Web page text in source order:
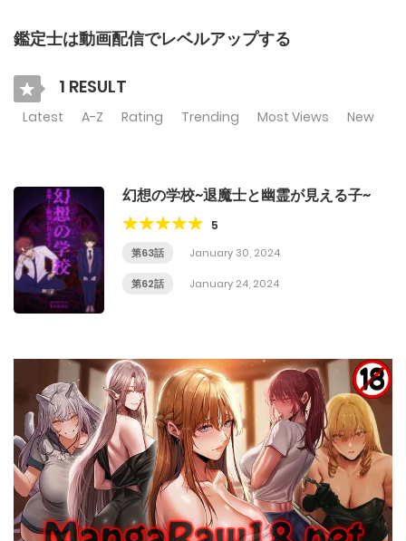
鑑定士は動画配信でレベルアップする
1 RESULT
Latest A-Z Rating Trending Most Views New
幻想の学校~退魔士と幽霊が見える子~
5
第63話 January 30, 2024
第62話 January 24, 2024